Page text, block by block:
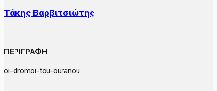
Τάκης Βαρβιτσιώτης
ΠΕΡΙΓΡΑΦΗ
oi-dromoi-tou-ouranou